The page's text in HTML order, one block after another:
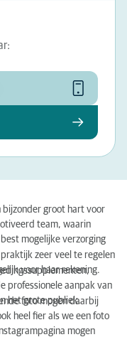
bijzonder groot hart voor
team, waarin
mogelijke verzorging
zeer veel te regelen
voor haar rekening.
professionele aanpak van
het grote publiek.
foto mogen daarbij
heel fier als we een foto
mogen